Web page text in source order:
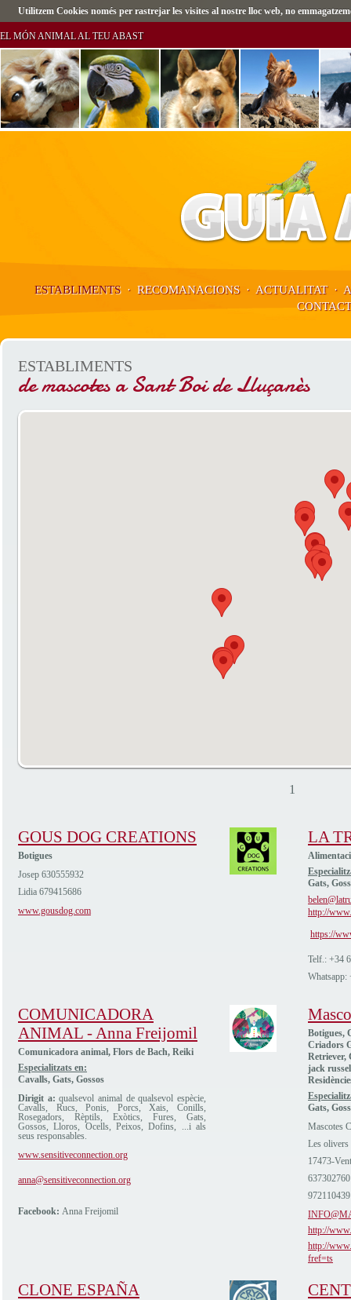
Utilitzem Cookies només per rastrejar les visites al nostre lloc web, no
EL MÓN ANIMAL AL TEU ABAST
ESTABLIMENTS· RECOMANACIONS· ACTUALITAT·
ESTABLIMENTS
de mascotes a Sant Boi de Lluçanès
1
GOUS DOG CREATIONS
Botigues
Josep 630555932
Lidia 679415686
www.gousdog.com
LA
Gats,
http://
https://
Telf.: +34
Whatsapp:
COMUNICADORA
ANIMAL - Anna Freijomil
Comunicadora animal, Flors de Bach, Reiki
Especialitzats en:
Cavalls, Gats, Gossos
Dirigit a: qualsevol animal de qualsevol espècie,
Cavalls, Rucs, Ponis, Porcs, Xais, Conills,
Rosegadors, Rèptils, Exòtics, Fures, Gats,
Gossos, Lloros, Ocells, Peixos, Dofins, ...i als
seus responsables.
www.sensitiveconnection.org
anna@sensitiveconnection.org
Facebook: Anna Freijomil
Botigues,
Criadors
Retriever,
jack
Gats,
Mascotes
Les
17473-
637302760
972110439
http://
http://
fref=ts
CLONE ESPAÑA